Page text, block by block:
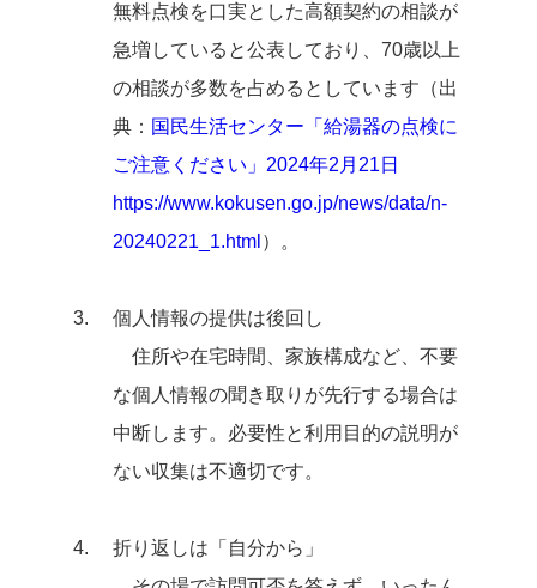
無料点検を口実とした高額契約の相談が
急増していると公表しており、70歳以上
の相談が多数を占めるとしています（出
典： 国民生活センター「給湯器の点検に
ご注意ください」2024年2月21日
https://www.kokusen.go.jp/news/data/n-
20240221_1.html ）。
個人情報の提供は後回し
住所や在宅時間、家族構成など、不要
な個人情報の聞き取りが先行する場合は
中断します。必要性と利用目的の説明が
ない収集は不適切です。
折り返しは「自分から」